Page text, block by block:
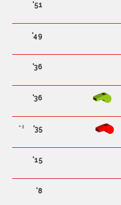
'51
'49
'36
'36
'35
+1
'15
'8